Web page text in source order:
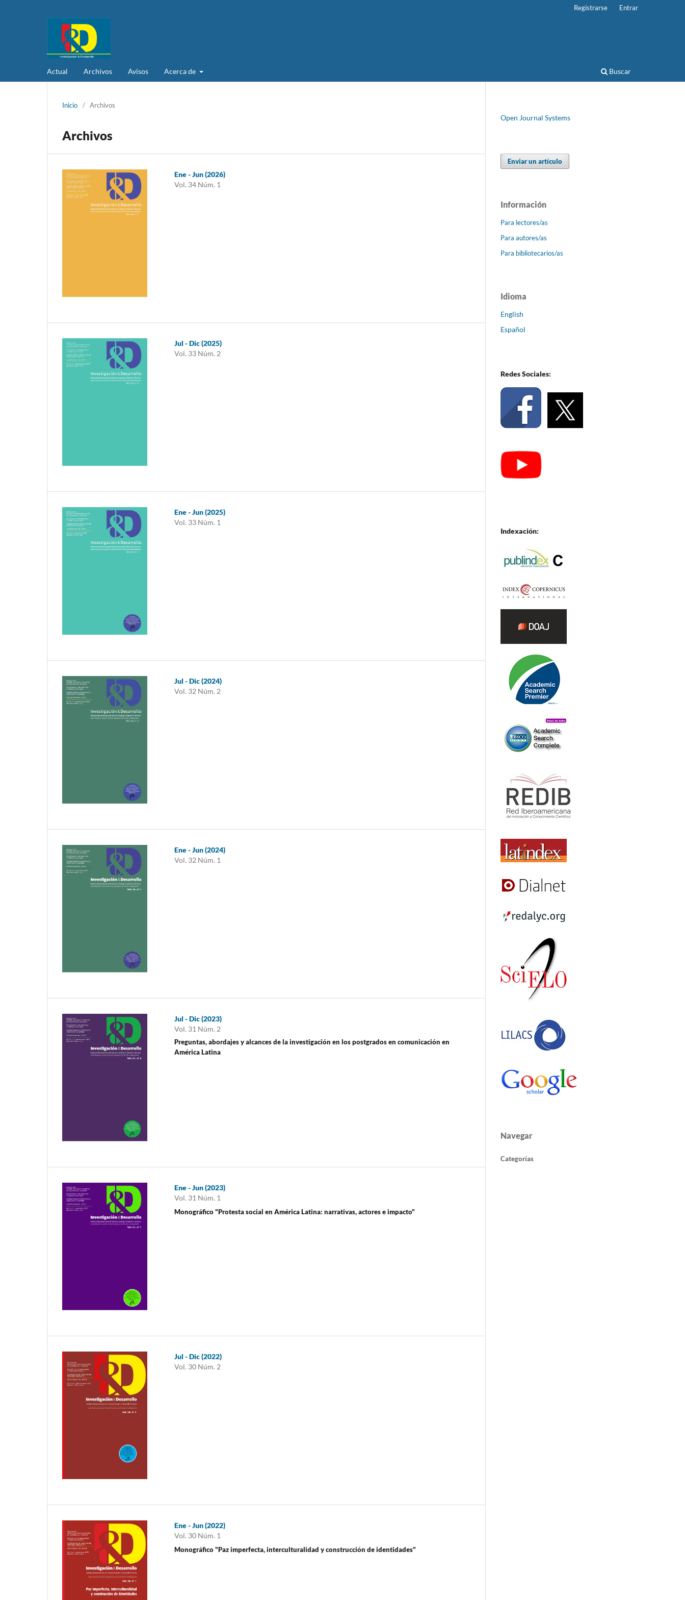
Actual Archivos Avisos Acerca de Buscar
Registrarse Entrar
Inicio / Archivos
Archivos
Ene - Jun (2026)
Vol. 34 Núm. 1
Jul - Dic (2025)
Vol. 33 Núm. 2
Ene - Jun (2025)
Vol. 33 Núm. 1
Jul - Dic (2024)
Vol. 32 Núm. 2
Ene - Jun (2024)
Vol. 32 Núm. 1
Jul - Dic (2023)
Vol. 31 Núm. 2
Preguntas, abordajes y alcances de la investigación en los postgrados en comunicación en
América Latina
Ene - Jun (2023)
Vol. 31 Núm. 1
Monográfico "Protesta social en América Latina: narrativas, actores e impacto"
Jul - Dic (2022)
Vol. 30 Núm. 2
Ene - Jun (2022)
Vol. 30 Núm. 1
Monográfico "Paz imperfecta, interculturalidad y construcción de identidades"
Open Journal Systems
Enviar un artículo
Información
Para lectores/as
Para autores/as
Para bibliotecarios/as
Idioma
English
Español
Redes Sociales:
Indexación:
Navegar
Categorías